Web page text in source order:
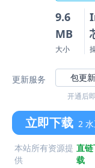
9.6
MB
大小
更新服务 包更
开通后
立即下载 2
本站所有资源提
供
直
载